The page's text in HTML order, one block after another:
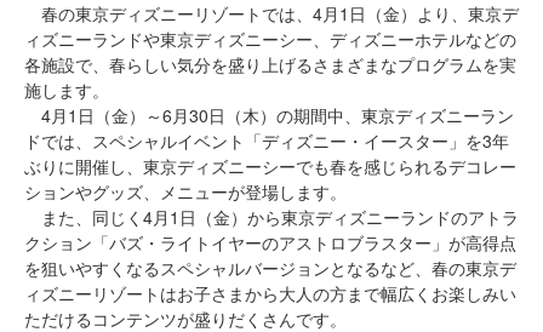
春の東京ディズニーリゾートでは、4月1日（金）より、東京デ
ィズニーランドや東京ディズニーシー、ディズニーホテルなどの
各施設で、春らしい気分を盛り上げるさまざまなプログラムを実
施します。
4月1日（金）～6月30日（木）の期間中、東京ディズニーラン
ドでは、スペシャルイベント「ディズニー・イースター」を3年
ぶりに開催し、東京ディズニーシーでも春を感じられるデコレー
ションやグッズ、メニューが登場します。
また、同じく4月1日（金）から東京ディズニーランドのアトラ
クション「バズ・ライトイヤーのアストロブラスター」が高得点
を狙いやすくなるスペシャルバージョンとなるなど、春の東京デ
ィズニーリゾートはお子さまから大人の方まで幅広くお楽しみい
ただけるコンテンツが盛りだくさんです。